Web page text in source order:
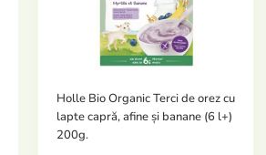
Holle Bio Organic Terci de orez сu
lapte capră, afine și banane (6 l+)
200g.